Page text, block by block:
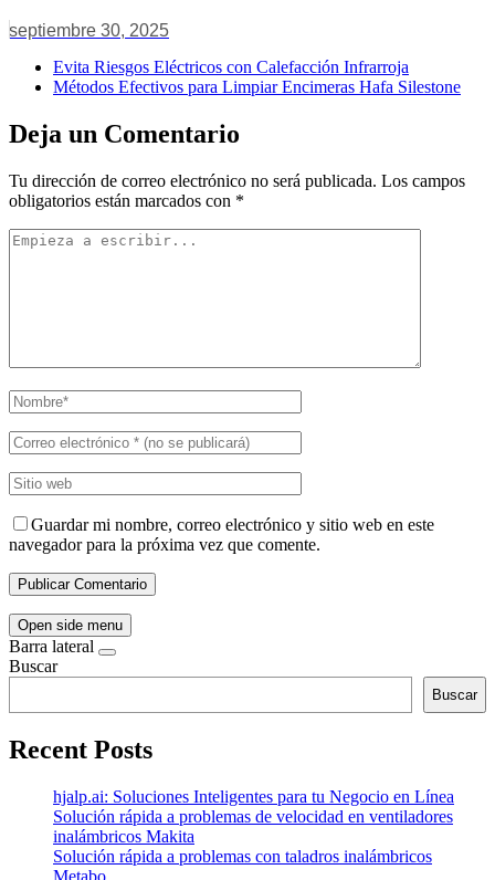
septiembre 30, 2025
Evita Riesgos Eléctricos con Calefacción Infrarroja
Métodos Efectivos para Limpiar Encimeras Hafa Silestone
Deja un Comentario
Tu dirección de correo electrónico no será publicada. Los campos
obligatorios están marcados con *
Guardar mi nombre, correo electrónico y sitio web en este
navegador para la próxima vez que comente.
Open side menu
Barra lateral
Buscar
Buscar
Recent Posts
hjalp.ai: Soluciones Inteligentes para tu Negocio en Línea
Solución rápida a problemas de velocidad en ventiladores
inalámbricos Makita
Solución rápida a problemas con taladros inalámbricos
Metabo